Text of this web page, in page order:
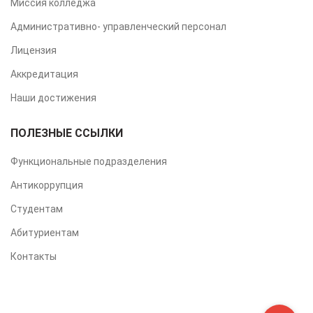
Миссия колледжа
Административно- управленческий персонал
Лицензия
Аккредитация
Наши достижения
ПОЛЕЗНЫЕ ССЫЛКИ
Функциональные подразделения
Антикоррупция
Студентам
Абитуриентам
Контакты